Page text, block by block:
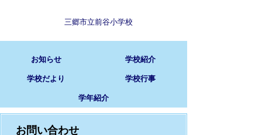
三郷市立前谷小学校
お知らせ 学校紹介
学校だより 学校行事
学年紹介
お問い合わせ